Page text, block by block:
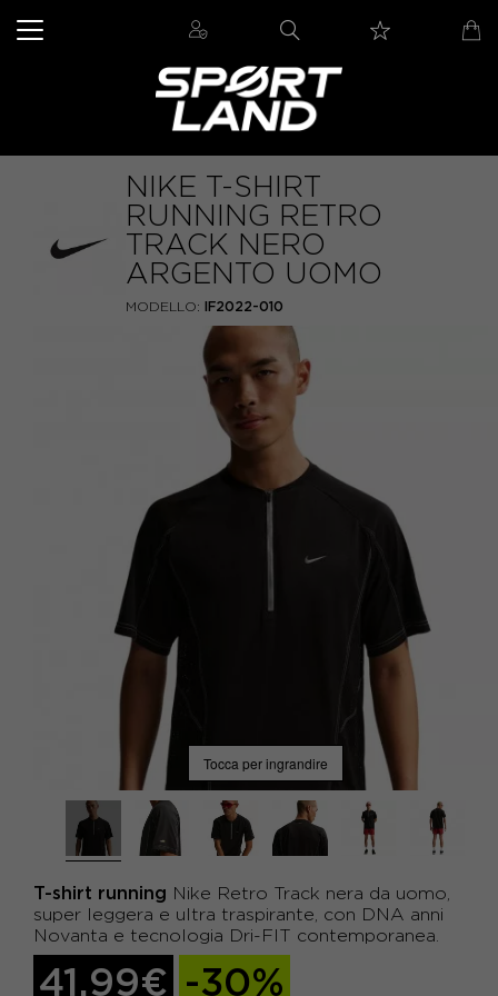
NIKE T-SHIRT
RUNNING RETRO
TRACK NERO
ARGENTO UOMO
MODELLO: IF2022-010
Tocca per ingrandire
T-shirt running Nike Retro Track nera da uomo,
super leggera e ultra traspirante, con DNA anni
Novanta e tecnologia Dri-FIT contemporanea.
41,99€ -30%